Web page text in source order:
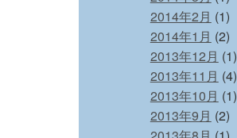
2014年2月 (1)
2014年1月 (2)
2013年12月 (1)
2013年11月 (4)
2013年10月 (1)
2013年9月 (2)